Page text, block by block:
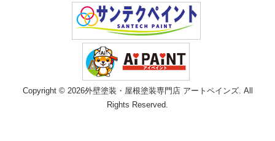
Copyright © 2026外壁塗装・屋根塗装専門店 アートペインズ. All
Rights Reserved.